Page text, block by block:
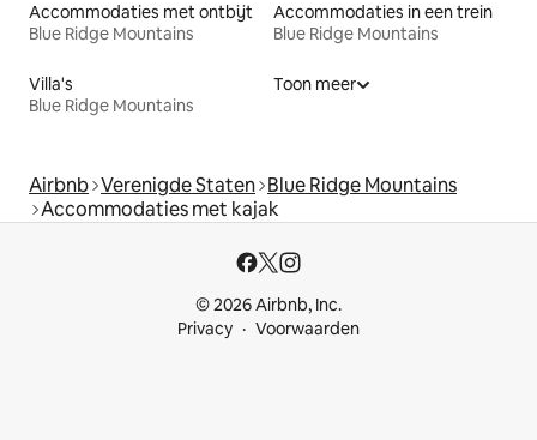
Accommodaties met ontbijt
Blue Ridge Mountains
Accommodaties in een trein
Blue Ridge Mountains
Villa's
Blue Ridge Mountains
Toon meer
Airbnb Verenigde Staten Blue Ridge Mountains
Accommodaties met kajak
© 2026 Airbnb, Inc.
Privacy
Voorwaarden